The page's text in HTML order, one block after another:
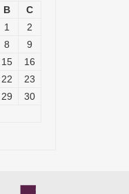
B
C
1
2
8
9
15
16
22
23
29
30